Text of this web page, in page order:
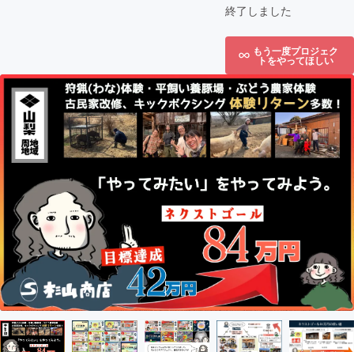
終了しました
もう一度プロジェク
トをやってほしい